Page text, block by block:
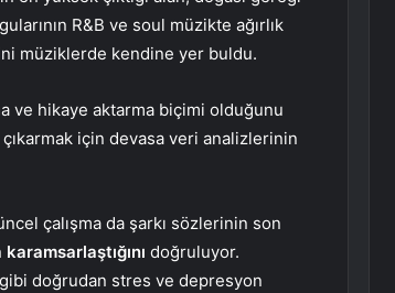
R&B ve soul müzikte ağırlık
müziklerde kendine yer buldu.
ve hikaye aktarma biçimi olduğunu
için devasa veri analizlerinin
çalışma da şarkı sözlerinin son
doğruluyor.
gibi doğrudan stres ve depresyon